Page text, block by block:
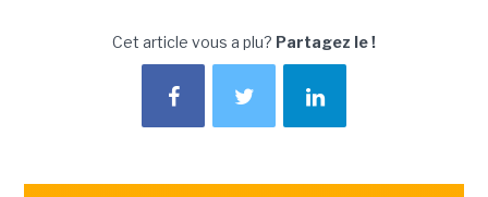
Cet article vous a plu? Partagez le !